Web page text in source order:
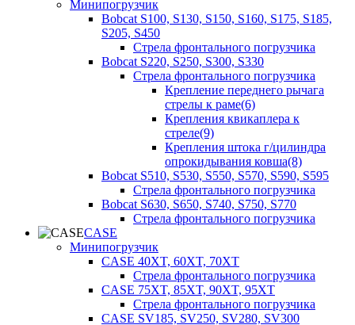
Минипогрузчик
Bobcat S100, S130, S150, S160, S175, S185,
S205, S450
Стрела фронтального погрузчика
Bobcat S220, S250, S300, S330
Стрела фронтального погрузчика
Крепление переднего рычага
стрелы к раме(6)
Крепления квикаплера к
стреле(9)
Крепления штока г/цилиндра
опрокидывания ковша(8)
Bobcat S510, S530, S550, S570, S590, S595
Стрела фронтального погрузчика
Bobcat S630, S650, S740, S750, S770
Стрела фронтального погрузчика
CASE
Минипогрузчик
CASE 40XT, 60XT, 70XT
Стрела фронтального погрузчика
CASE 75XT, 85XT, 90XT, 95XT
Стрела фронтального погрузчика
CASE SV185, SV250, SV280, SV300